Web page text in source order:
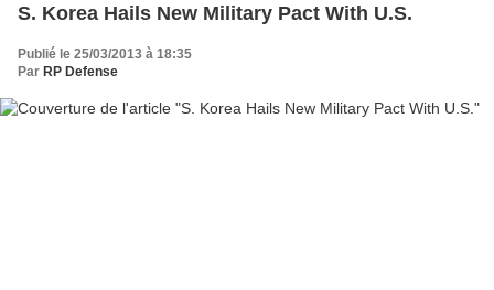
S. Korea Hails New Military Pact With U.S.
Publié le 25/03/2013 à 18:35
Par RP Defense